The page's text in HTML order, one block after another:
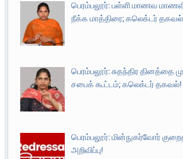
பெரம்பலூர்: பள்ளி மாணவ
நீக்க மாத்திரை; கலெக்டர்
பெரம்பலூர்: சுதந்திர தினத்தை
சபைக் கூட்டம்; கலெக்டர் தகவல்!
பெரம்பலூர்: மின்நுகர்வோர்
அறிவிப்பு!